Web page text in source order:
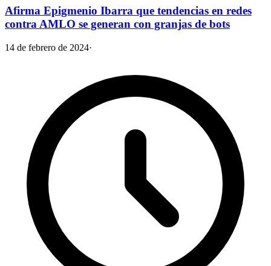
Afirma Epigmenio Ibarra que tendencias en redes
contra AMLO se generan con granjas de bots
14 de febrero de 2024·